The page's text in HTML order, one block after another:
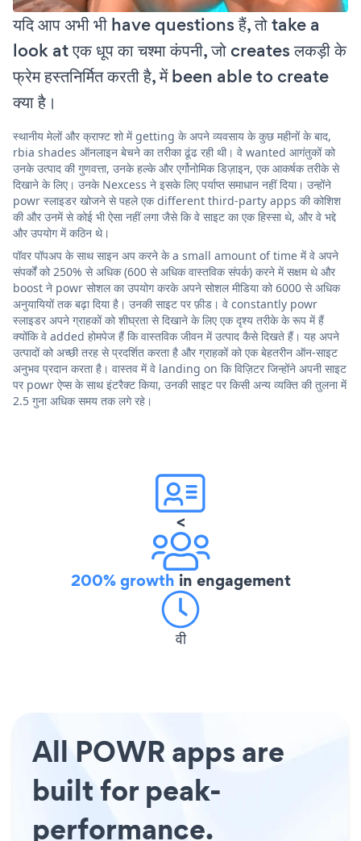
यदि आप अभी भी have questions हैं, तो take a
look at एक धूप का चश्मा कंपनी, जो creates लकड़ी के
फ्रेम हस्तनिर्मित करती है, में been able to create
क्या है।
स्थानीय मेलों और क्राफ्ट शो में getting के अपने व्यवसाय के कुछ महीनों के बाद,
rbia shades ऑनलाइन बेचने का तरीका ढूंढ रही थी। वे wanted आगंतुकों को
उनके उत्पाद की गुणवत्ता, उनके हल्के और एर्गोनोमिक डिज़ाइन, एक आकर्षक तरीके से
दिखाने के लिए। उनके Nexcess ने इसके लिए पर्याप्त समाधान नहीं दिया। उन्होंने
powr स्लाइडर खोजने से पहले एक different third-party apps की कोशिश
की और उनमें से कोई भी ऐसा नहीं लगा जैसे कि वे साइट का एक हिस्सा थे, और वे भद्दे
और उपयोग में कठिन थे।
पॉवर पॉपअप के साथ साइन अप करने के a small amount of time में वे अपने
संपर्कों को 250% से अधिक (600 से अधिक वास्तविक संपर्क) करने में सक्षम थे और
boost ने powr सोशल का उपयोग करके अपने सोशल मीडिया को 6000 से अधिक
अनुयायियों तक बढ़ा दिया है। उनकी साइट पर फ़ीड। वे constantly powr
स्लाइडर अपने ग्राहकों को शीघ्रता से दिखाने के लिए एक दृश्य तरीके के रूप में हैं
क्योंकि वे added होमपेज हैं कि वास्तविक जीवन में उत्पाद कैसे दिखते हैं। यह अपने
उत्पादों को अच्छी तरह से प्रदर्शित करता है और ग्राहकों को एक बेहतरीन ऑन-साइट
अनुभव प्रदान करता है। वास्तव में वे landing on कि विज़िटर जिन्होंने अपनी साइट
पर powr ऐप्स के साथ इंटरैक्ट किया, उनकी साइट पर किसी अन्य व्यक्ति की तुलना में
2.5 गुना अधिक समय तक लगे रहे।
<
200% growth in engagement
वी
All POWR apps are
built for peak-
performance.